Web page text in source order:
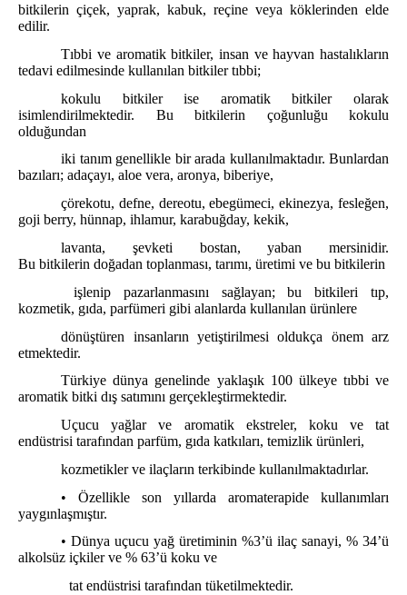
bitkilerin çiçek, yaprak, kabuk, reçine veya köklerinden elde
edilir.
Tıbbi ve aromatik bitkiler, insan ve hayvan hastalıkların
tedavi edilmesinde kullanılan bitkiler tıbbi;
kokulu bitkiler ise aromatik bitkiler olarak
isimlendirilmektedir. Bu bitkilerin çoğunluğu kokulu
olduğundan
iki tanım genellikle bir arada kullanılmaktadır. Bunlardan
bazıları; adaçayı, aloe vera, aronya, biberiye,
çörekotu, defne, dereotu, ebegümeci, ekinezya, fesleğen,
goji berry, hünnap, ihlamur, karabuğday, kekik,
lavanta, şevketi bostan, yaban mersinidir.
Bu bitkilerin doğadan toplanması, tarımı, üretimi ve bu bitkilerin
işlenip pazarlanmasını sağlayan; bu bitkileri tıp,
kozmetik, gıda, parfümeri gibi alanlarda kullanılan ürünlere
dönüştüren insanların yetiştirilmesi oldukça önem arz
etmektedir.
Türkiye dünya genelinde yaklaşık 100 ülkeye tıbbi ve
aromatik bitki dış satımını gerçekleştirmektedir.
Uçucu yağlar ve aromatik ekstreler, koku ve tat
endüstrisi tarafından parfüm, gıda katkıları, temizlik ürünleri,
kozmetikler ve ilaçların terkibinde kullanılmaktadırlar.
• Özellikle son yıllarda aromaterapide kullanımları
yaygınlaşmıştır.
• Dünya uçucu yağ üretiminin %3’ü ilaç sanayi, % 34’ü
alkolsüz içkiler ve % 63’ü koku ve
tat endüstrisi tarafından tüketilmektedir.